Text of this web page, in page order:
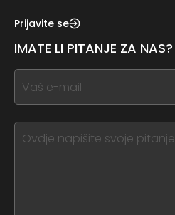
this,
this
form
field
blank
Prijavite se
IMATE LI PITANJE ZA NAS?
If
you
this,